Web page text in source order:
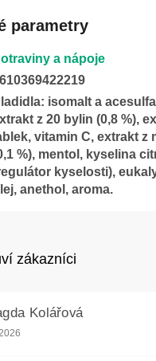
parametry
a nápoje
isomalt a
z 20 bylin (0,8 %),
vitamin C, extrakt z
%), mentol, kyselina
kyselosti),
anethol, aroma.
Kolářová
obchodu je 5 z 5